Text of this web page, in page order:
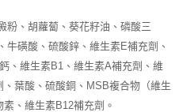
粉、胡蘿蔔、葵花籽油、磷酸三
磺酸、硫酸鋅、維生素E補充劑、
、維生素B1、維生素A補充劑、維
葉酸、硫酸銅、MSB複合物（維生
、維生素B12補充劑。